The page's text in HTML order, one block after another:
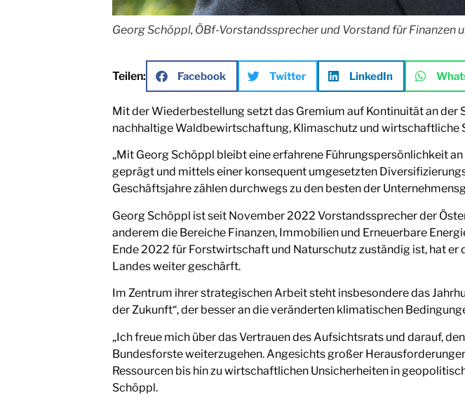
Georg Schöppl, ÖBf-Vorstandssprecher und Vorstand für Finanzen
Teilen: Facebook Twitter LinkedIn
Mit der Wiederbestellung setzt das Gremium auf Kontinuität an der
nachhaltige Waldbewirtschaftung, Klimaschutz und wirtschaftliche
„Mit Georg Schöppl bleibt eine erfahrene Führungspersönlichkeit
geprägt und mittels einer konsequent umgesetzten
Geschäftsjahre zählen durchwegs zu den besten der
Georg Schöppl ist seit November 2022 Vorstandssprecher der
anderem die Bereiche Finanzen, Immobilien und Erneuerbare
Ende 2022 für Forstwirtschaft und Naturschutz zuständig ist, hat
Landes weiter geschärft.
Im Zentrum ihrer strategischen Arbeit steht insbesondere das
der Zukunft“, der besser an die veränderten klimatischen
„Ich freue mich über das Vertrauen des Aufsichtsrats und darauf,
Bundesforste weiterzugehen. Angesichts großer
Ressourcen bis hin zu wirtschaftlichen Unsicherheiten in
Schöppl.